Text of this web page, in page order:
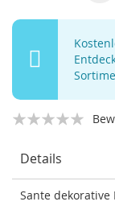
Details
Sante